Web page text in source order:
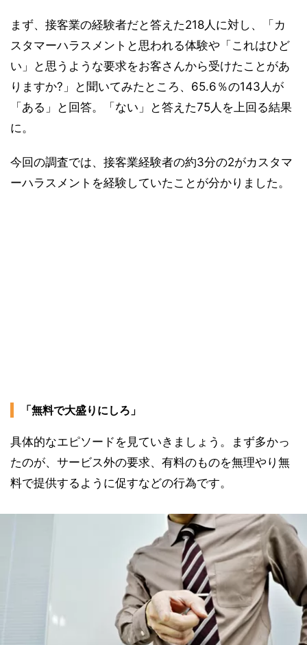
まず、接客業の経験者だと答えた218人に対し、「カ
スタマーハラスメントと思われる体験や「これはひど
い」と思うような要求をお客さんから受けたことがあ
りますか?」と聞いてみたところ、65.6％の143人が
「ある」と回答。「ない」と答えた75人を上回る結果
に。
今回の調査では、接客業経験者の約3分の2がカスタマ
ーハラスメントを経験していたことが分かりました。
「無料で大盛りにしろ」
具体的なエピソードを見ていきましょう。まず多かっ
たのが、サービス外の要求、有料のものを無理やり無
料で提供するように促すなどの行為です。